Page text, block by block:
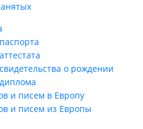
о рождении
и писем в Европу
и писем из Европы